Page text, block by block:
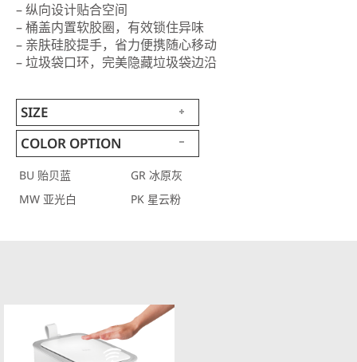
– 纵向设计贴合空间
– 桶盖内置软胶圈，有效锁住异味
– 亲肤硅胶提手，省力便携随心移动
– 垃圾袋口环，完美隐藏垃圾袋边沿
SIZE
COLOR OPTION
BU 贻贝蓝
GR 冰原灰
MW 亚光白
PK 星云粉